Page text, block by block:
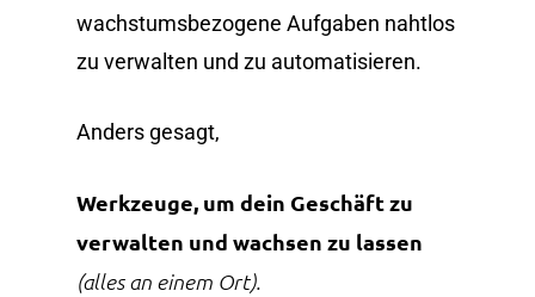
wachstumsbezogene Aufgaben nahtlos
zu verwalten und zu automatisieren.
Anders gesagt,
Werkzeuge, um dein Geschäft zu
verwalten und wachsen zu lassen
(alles an einem Ort).